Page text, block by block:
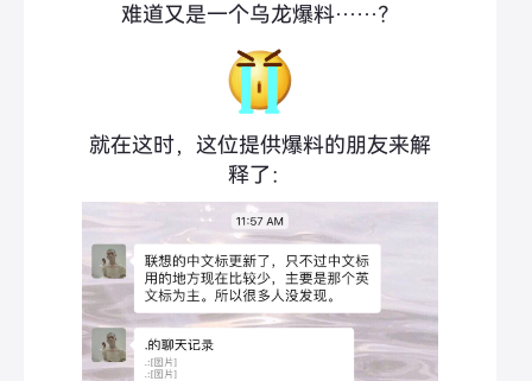
难道又是一个乌龙爆料……？
就在这时，这位提供爆料的朋友来解
释了：